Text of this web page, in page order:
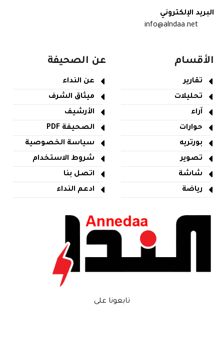
البريد الإلكتروني
info@alndaa.net
الأقسام
تقارير
تحليلات
آراء
حوارات
بورتريه
تصوير
شاشة
رياضة
عن الصحيفة
عن النداء
ميثاق الشرف
الأرشيف
الصحيفة PDF
سياسة الخصوصية
شروط الاستخدام
اتصل بنا
ادعم النداء
تابعونا على